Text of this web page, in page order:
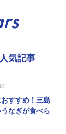
気記事
すすめ！三島
なぎが食べら